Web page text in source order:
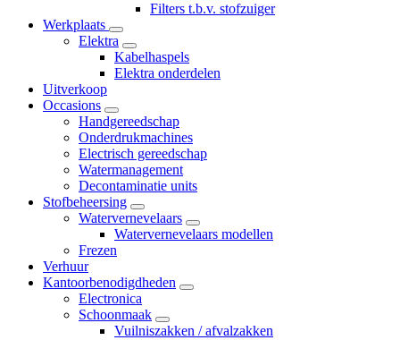
Filters t.b.v. stofzuiger
Werkplaats
Elektra
Kabelhaspels
Elektra onderdelen
Uitverkoop
Occasions
Handgereedschap
Onderdrukmachines
Electrisch gereedschap
Watermanagement
Decontaminatie units
Stofbeheersing
Watervernevelaars
Watervernevelaars modellen
Frezen
Verhuur
Kantoorbenodigdheden
Electronica
Schoonmaak
Vuilniszakken / afvalzakken